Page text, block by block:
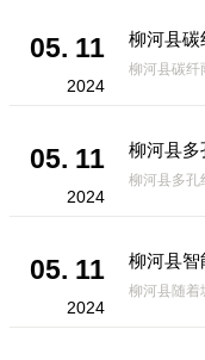
05. 11
2024
柳河县碳
05. 11
2024
05. 11
2024